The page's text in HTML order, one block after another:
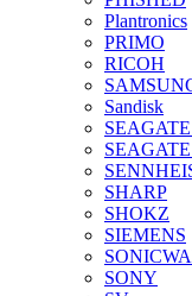
Plantronics
PRIMO
RICOH
Sandisk
SHARP
SHOKZ
SIEMENS
SONY